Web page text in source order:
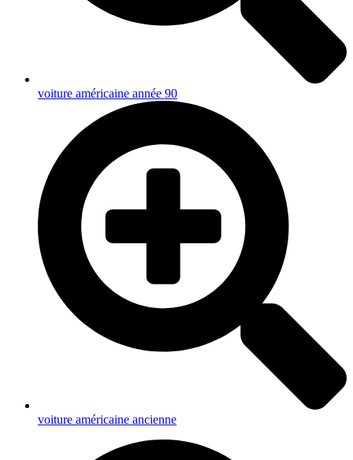
voiture américaine année 90
voiture américaine ancienne